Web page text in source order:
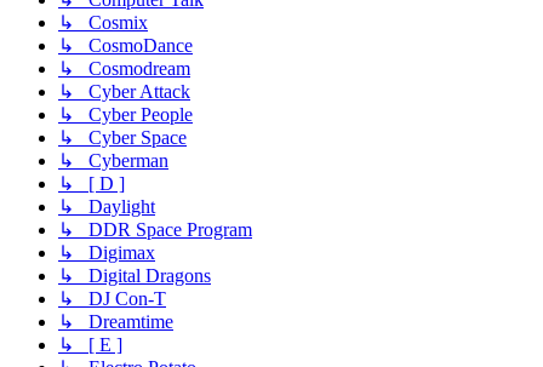
↳ Cosmix
↳ CosmoDance
↳ Cosmodream
↳ Cyber Attack
↳ Cyber People
↳ Cyber Space
↳ Cyberman
↳ [ D ]
↳ Daylight
↳ DDR Space Program
↳ Digimax
↳ Digital Dragons
↳ DJ Con-T
↳ Dreamtime
↳ [ E ]